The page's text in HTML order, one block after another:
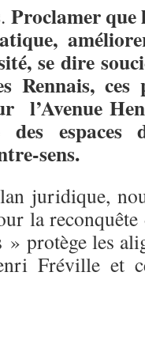
. Proclamer que
se dire
Rennais, ces
l’Avenue
espaces
sens.
juridique,
la
» protège les
Fréville et